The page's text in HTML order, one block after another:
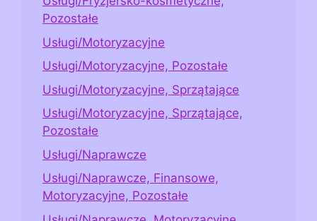
Pozostałe
Usługi/Motoryzacyjne
Usługi/Motoryzacyjne, Pozostałe
Usługi/Motoryzacyjne, Sprzątające
Usługi/Motoryzacyjne, Sprzątające,
Pozostałe
Usługi/Naprawcze
Usługi/Naprawcze, Finansowe,
Motoryzacyjne, Pozostałe